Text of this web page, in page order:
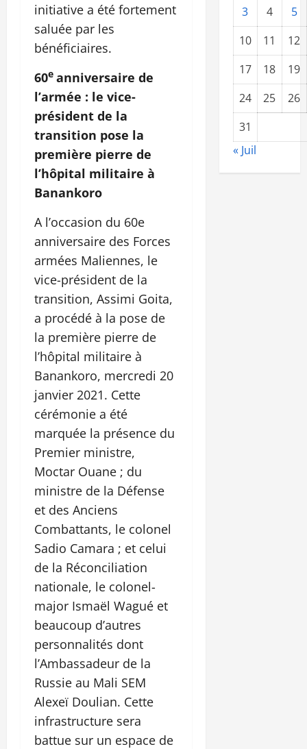
initiative a été fortement
saluée par les
bénéficiaires.
60e anniversaire de
l’armée : le vice-
président de la
transition pose la
première pierre de
l’hôpital militaire à
Banankoro
A l’occasion du 60e
anniversaire des Forces
armées Maliennes, le
vice-président de la
transition, Assimi Goita,
a procédé à la pose de
la première pierre de
l’hôpital militaire à
Banankoro, mercredi 20
janvier 2021. Cette
cérémonie a été
marquée la présence du
Premier ministre,
Moctar Ouane ; du
ministre de la Défense
et des Anciens
Combattants, le colonel
Sadio Camara ; et celui
de la Réconciliation
nationale, le colonel-
major Ismaël Wagué et
beaucoup d’autres
personnalités dont
l’Ambassadeur de la
Russie au Mali SEM
Alexeï Doulian. Cette
infrastructure sera
battue sur un espace de
3 4
5
10
11
12
17
18
19
24
25
26
31
« Juil